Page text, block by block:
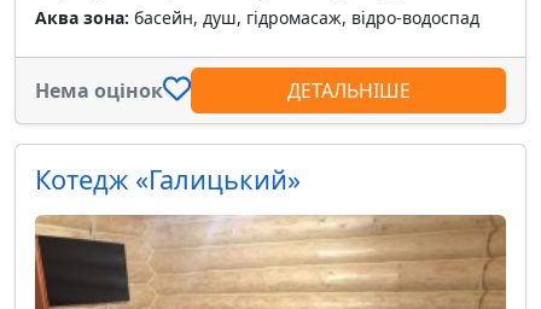
Аква зона: басейн, душ, гідромасаж, відро-водоспад
Нема оцінок ДЕТАЛЬНІШЕ
Котедж «Галицький»